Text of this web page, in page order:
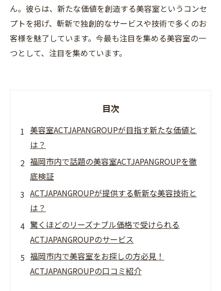
ん。彼らは、新たな価値を創造する美容室というコンセ
プトを掲げ、斬新で独創的なサービスや技術で多くのお
客様を魅了しています。今最も注目を集める美容室の一
つとして、注目を集めています。
目次
美容室ACTJAPANGROUPが目指す新たな価値と
は？
福岡市内で話題の美容室ACTJAPANGROUPを徹
底検証
ACTJAPANGROUPが提供する斬新な美容技術と
は？
驚くほどのリーズナブル価格で受けられる
ACTJAPANGROUPのサービス
福岡市内で美容室をお探しの方必見！
ACTJAPANGROUPの口コミ紹介